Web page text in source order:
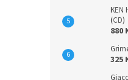
KEN
(CD)
880
325